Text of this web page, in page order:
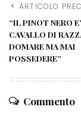
ARTICOLO
“IL PINOT NERO
CAVALLO DI
DOMARE MA MAI
POSSEDERE”
Commento